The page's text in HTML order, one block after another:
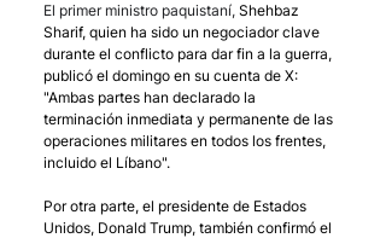
El primer ministro paquistaní, Shehbaz
Sharif, quien ha sido un negociador clave
durante el conflicto para dar fin a la guerra,
publicó el domingo en su cuenta de X:
"Ambas partes han declarado la
terminación inmediata y permanente de las
operaciones militares en todos los frentes,
incluido el Líbano".
Por otra parte, el presidente de Estados
Unidos, Donald Trump, también confirmó el